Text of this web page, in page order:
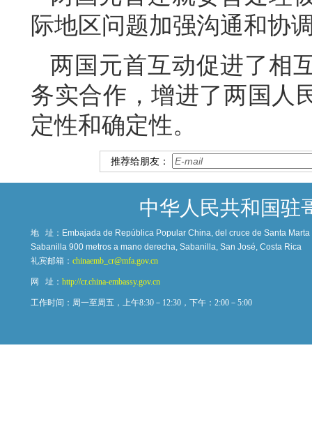
际地区问题加强沟通和协
两国元首互动促进了相
务实合作，增进了两国人
定性和确定性。
推荐给朋友：
中华人民共和国驻
地 址： Embajada de República Popular China, del cruce de Santa
Sabanilla 900 metros a mano derecha, Sabanilla, San José, Costa Rica
礼宾邮箱： chinaemb_cr@mfa.gov.cn
网 址： http://cr.china-embassy.gov.cn
工作时间：周一至周五，上午8:30－12:30，下午：2:00－5:00